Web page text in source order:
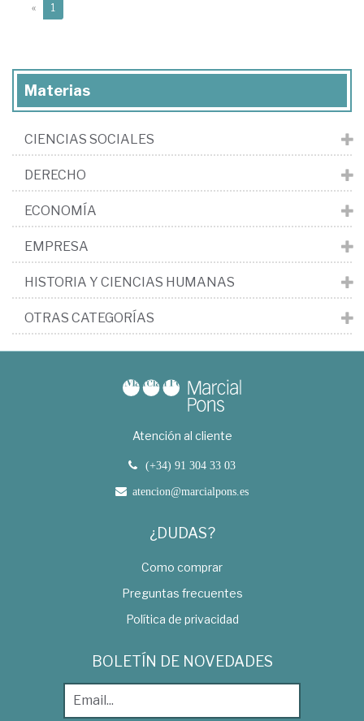
« 1
Materias
CIENCIAS SOCIALES
DERECHO
ECONOMÍA
EMPRESA
HISTORIA Y CIENCIAS HUMANAS
OTRAS CATEGORÍAS
Atención al cliente
(+34) 91 304 33 03
atencion@marcialpons.es
¿DUDAS?
Como comprar
Preguntas frecuentes
Política de privacidad
BOLETÍN DE NOVEDADES